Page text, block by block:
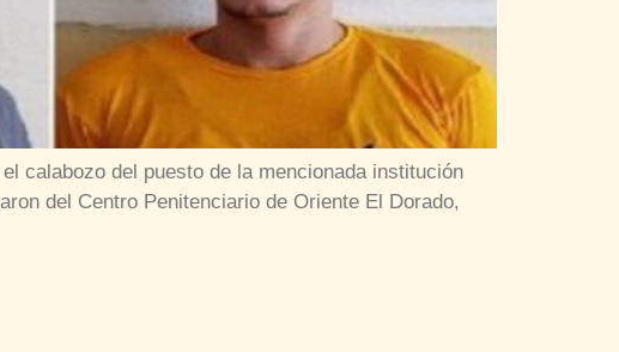
calabozo del puesto de la mencionada institución
del Centro Penitenciario de Oriente El Dorado,